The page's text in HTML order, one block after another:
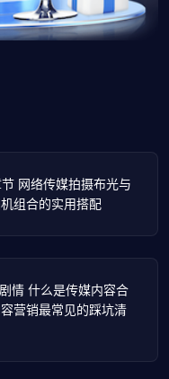
网络传媒拍摄布光与
组合的实用搭配
情 什么是传媒内容合
营销最常见的踩坑清